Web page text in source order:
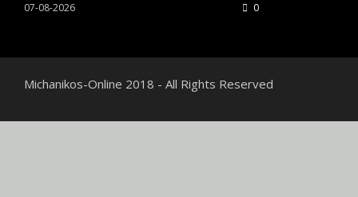
07-08-2026 0
Michanikos-Online 2018 - All Rights Reserved